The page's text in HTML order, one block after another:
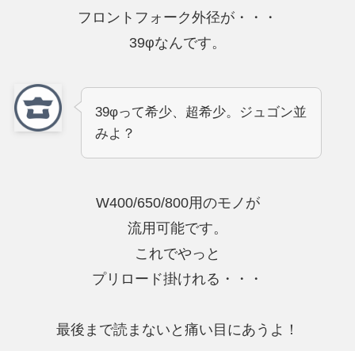
フロントフォーク外径が・・・
39φなんです。
39φって希少、超希少。ジュゴン並
みよ？
W400/650/800用のモノが
流用可能です。
これでやっと
プリロード掛けれる・・・
最後まで読まないと痛い目にあうよ！